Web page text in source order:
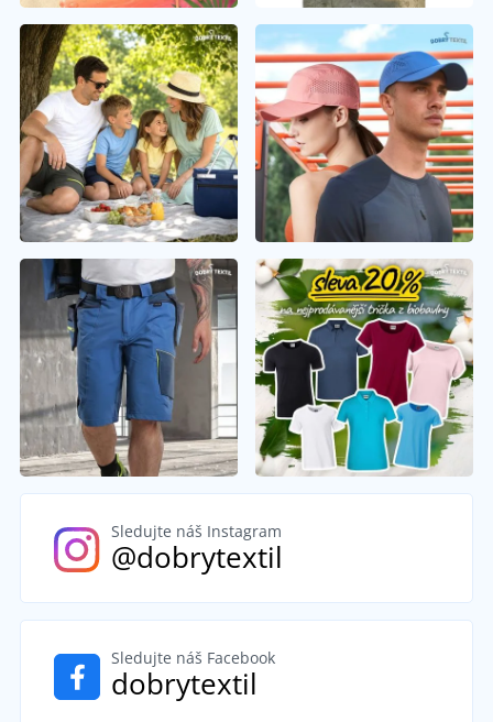
Sledujte náš Instagram
@dobrytextil
Sledujte náš Facebook
dobrytextil